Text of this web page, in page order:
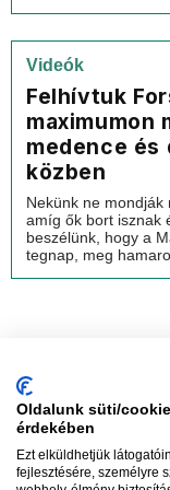
Videók
Felhívtuk
maximumon
medence
közben
Nekünk ne mondják
amíg ők bort isznak
beszélünk, hogy a
tegnap, meg
Oldalunk süti/
érdekében
Ezt elküldhetjük
fejlesztésére, személyre